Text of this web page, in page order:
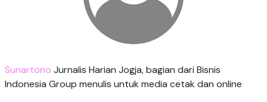
Sunartono Jurnalis Harian Jogja, bagian dari Bisnis
Indonesia Group menulis untuk media cetak dan online